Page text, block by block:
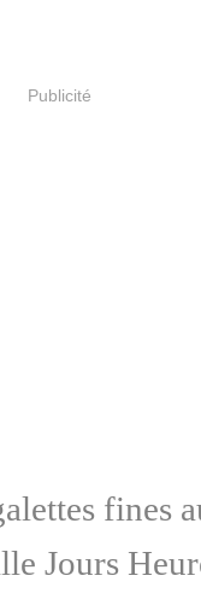
Publicité
fines
Jours